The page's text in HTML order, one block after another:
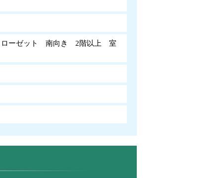
ローゼット 南向き 2階以上 室